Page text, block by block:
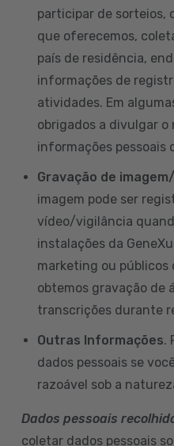
participar de sorteios,
que oferecemos,
país de residência,
informações de
atividades. Em
obrigados a divulgar o
informações pessoais
Gravação de
imagem pode ser
vídeo/vigilância
instalações da
marketing ou públicos
obtemos gravação de
transcrições durante
Outras Informações.
dados pessoais se
razoável sob a
Dados pessoais
coletar dados pessoais